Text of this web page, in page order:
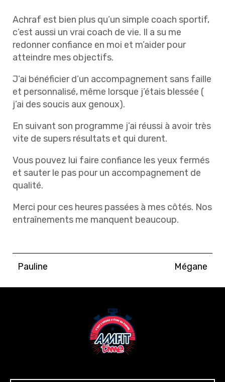
Achraf est bien plus qu’un simple coach sportif,
c’est aussi un vrai coach de vie. Il a su me
redonner confiance en moi et m’aider pour
atteindre mes objectifs.
J’ai bénéficier d’un accompagnement sans faille
et personnalisé, même lorsque j’étais blessée (
j’ai des soucis aux genoux).
En suivant son programme j’ai réussi à avoir très
vite de supers résultats et qui durent.
Vous pouvez lui faire confiance les yeux fermés
et sauter le pas pour un accompagnement de
qualité.
Merci pour ces heures passées à mes côtés. Nos
entraînements me manquent beaucoup.
Pauline Mégane